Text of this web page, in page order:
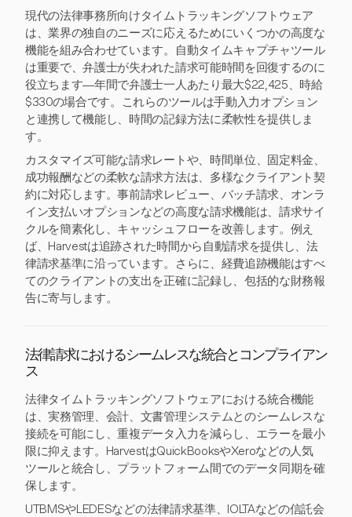
現代の法律事務所向けタイムトラッキングソフトウェア
は、業界の独自のニーズに応えるためにいくつかの高度な
機能を組み合わせています。自動タイムキャプチャツール
は重要で、弁護士が失われた請求可能時間を回復するのに
役立ちます—年間で弁護士一人あたり最大$22,425、時給
$330の場合です。これらのツールは手動入力オプション
と連携して機能し、時間の記録方法に柔軟性を提供しま
す。
カスタマイズ可能な請求レートや、時間単位、固定料金、
成功報酬などの柔軟な請求方法は、多様なクライアント契
約に対応します。事前請求レビュー、バッチ請求、オンラ
イン支払いオプションなどの高度な請求機能は、請求サイ
クルを簡素化し、キャッシュフローを改善します。例え
ば、Harvestは追跡された時間から自動請求を提供し、法
律請求基準に沿っています。さらに、経費追跡機能はすべ
てのクライアントの支出を正確に記録し、包括的な財務報
告に寄与します。
法律請求におけるシームレスな統合とコンプライアン
ス
法律タイムトラッキングソフトウェアにおける統合機能
は、実務管理、会計、文書管理システムとのシームレスな
接続を可能にし、重複データ入力を減らし、エラーを最小
限に抑えます。HarvestはQuickBooksやXeroなどの人気
ツールと統合し、プラットフォーム間でのデータ同期を確
保します。
UTBMSやLEDESなどの法律請求基準、IOLTAなどの信託会